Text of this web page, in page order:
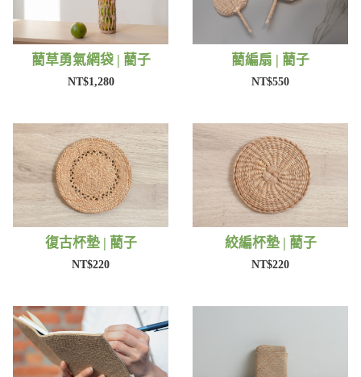
藺草勇氣網袋 | 藺子
NT$1,280
藺編扇 | 藺子
NT$550
復古杯墊 | 藺子
NT$220
絞編杯墊 | 藺子
NT$220